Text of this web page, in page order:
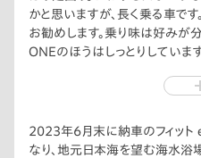
かと思いますが、長く乗る車で
お勧めします。乗り味は好みが
ONEのほうはしっとりしていま
れていくと思いますが、個人的
2023年6月末に納車のフィット
なり、地元日本海を望む海水浴